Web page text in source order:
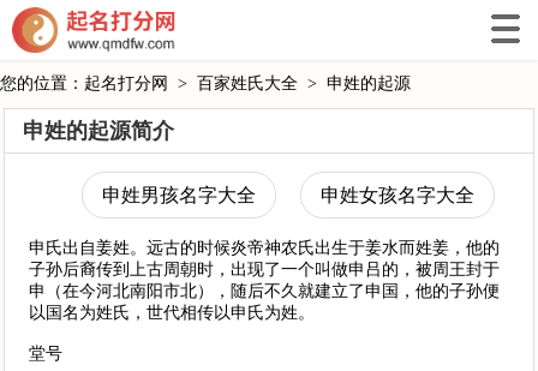
您的位置： 起名打分网 > 百家姓氏大全 > 申姓的起源
申姓的起源简介
申姓男孩名字大全 申姓女孩名字大全
申氏出自姜姓。远古的时候炎帝神农氏出生于姜水而姓姜，他的
子孙后裔传到上古周朝时，出现了一个叫做申吕的，被周王封于
申（在今河北南阳市北），随后不久就建立了申国，他的子孙便
以国名为姓氏，世代相传以申氏为姓。
堂号